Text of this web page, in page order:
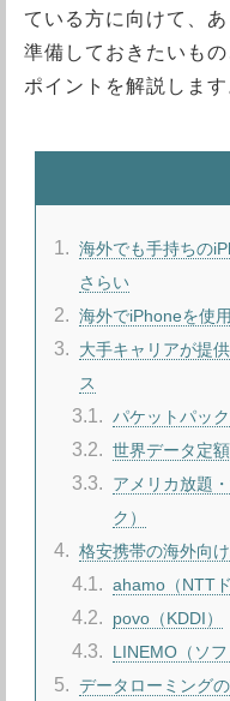
ている方に向けて、
準備しておきたいもの
ポイントを解説します
1
海外でも手持ちの
さらい
2 海外でiPhoneを使
3
大手キャリアが提
ス
3.1 パケットパッ
3.2 世界データ定額
3.3
アメリカ放題
ク）
4 格安携帯の海外向
4.1 ahamo（NTTド
4.2 povo（KDDI）
4.3 LINEMO（ソフ
5 データローミング